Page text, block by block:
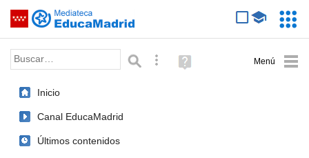
Saltar navegación
Palabra o frase: Búsqueda avanzada
Ayuda
(en
Inicio
Canal EducaMadrid
Últimos contenidos